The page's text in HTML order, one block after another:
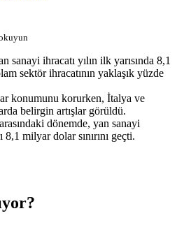
ihracatı yılın ilk yarısında 8,1
sektör ihracatının yaklaşık yüzde
konumunu korurken, İtalya ve
belirgin artışlar görüldü.
dönemde, yan sanayi
milyar dolar sınırını geçti.